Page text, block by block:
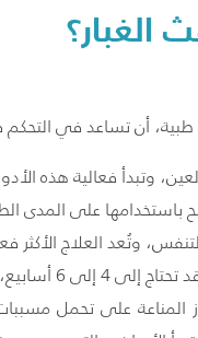
أن تساعد في
هذه الأدوية تقريباً بعد
باستخدامها على المدى
وتُعد العلاج
لبدء مفعولها.
على تحمل